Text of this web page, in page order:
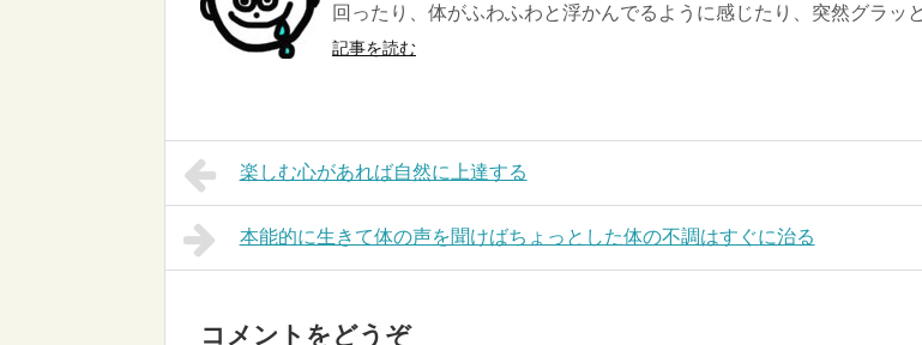
回ったり、体がふわふわと浮かんでるように感じたり、突然グラッ
記事を読む
楽しむ心があれば自然に上達する
本能的に生きて体の声を聞けばちょっとした体の不調はすぐに治る
コメントをどうぞ